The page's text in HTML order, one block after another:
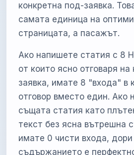
конкретна под-заявка.
самата единица на
страницата, а пасажът.
Ако напишете статия с 8
от които ясно отговаря
заявка, имате 8 "входа" в
отговор вместо един. Ако
същата статия като
текст без ясна вътрешна
имате 0 чисти входа, дори
съдържанието е